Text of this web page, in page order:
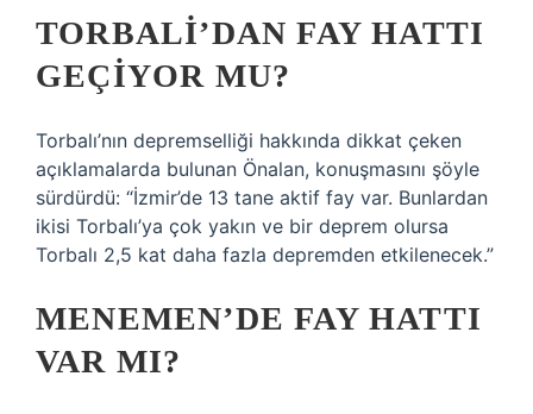
TORBALI’DAN FAY HATTI
GEÇIYOR MU?
Torbalı’nın depremselliği hakkında dikkat çeken
açıklamalarda bulunan Önalan, konuşmasını şöyle
sürdürdü: “İzmir’de 13 tane aktif fay var. Bunlardan
ikisi Torbalı’ya çok yakın ve bir deprem olursa
Torbalı 2,5 kat daha fazla depremden etkilenecek.”
MENEMEN’DE FAY HATTI
VAR MI?